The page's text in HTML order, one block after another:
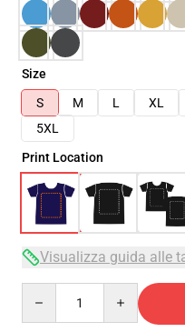
Size
S
M L XL
5XL
Print Location
Visualizza guida alle